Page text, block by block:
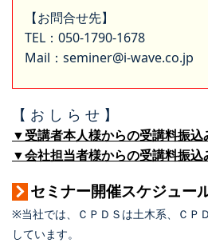
【お問合せ先】
TEL：050-1790-1678
Mail：seminer@i-wave.co.jp
【 お し ら せ 】
▼受講者本人様からの受講料振込
▼会社担当者様からの受講料振込
セミナー開催スケジュー
※当社では、ＣＰＤＳは土木系、ＣＰ
しています。